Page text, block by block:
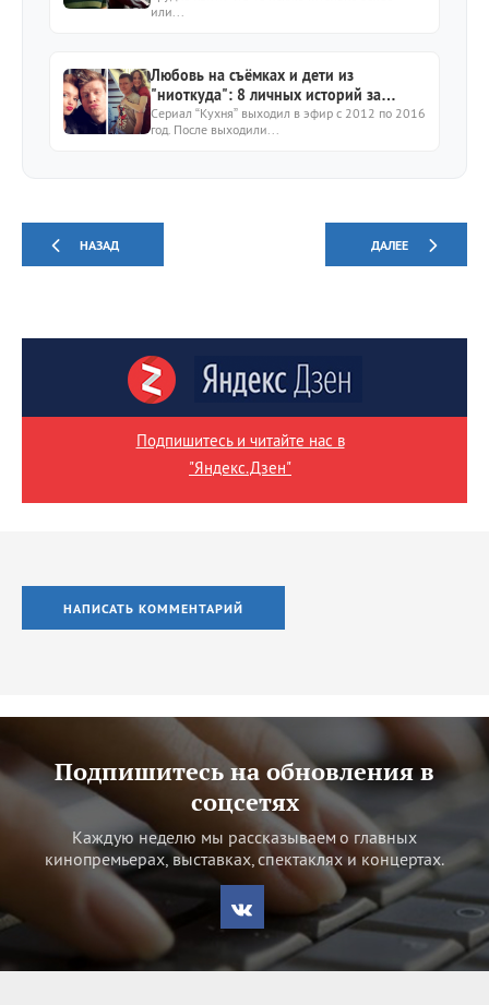
или...
Любовь на съёмках и дети из
"ниоткуда": 8 личных историй за
кулисами сериала "Кухня"
Сериал “Кухня” выходил в эфир с 2012 по 2016
год. После выходили...
НАЗАД ДАЛЕЕ
Подпишитесь и читайте нас в
"Яндекс.Дзен"
НАПИСАТЬ КОММЕНТАРИЙ
Подпишитесь на обновления в
соцсетях
Каждую неделю мы рассказываем о главных
кинопремьерах, выставках, спектаклях и концертах.